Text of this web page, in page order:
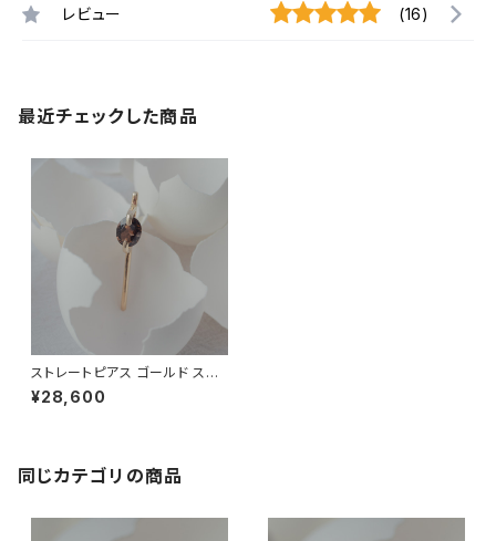
レビュー (16)
最近チェックした商品
ストレートピアス ゴールド スモ
ーキークォーツ
¥28,600
同じカテゴリの商品